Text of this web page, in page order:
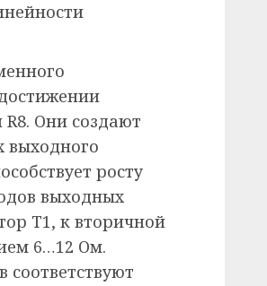
Они создают
выходного
росту
выходных
Т1, к вторичной
6…12 Ом.